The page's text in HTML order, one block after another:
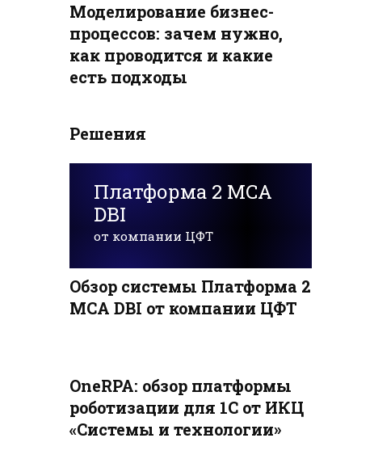
Моделирование бизнес-
процессов: зачем нужно,
как проводится и какие
есть подходы
Решения
Платформа 2 MCA
DBI
от компании ЦФТ
Обзор системы Платформа 2
MCA DBI от компании ЦФТ
OneRPA: обзор платформы
роботизации для 1С от ИКЦ
«Системы и технологии»